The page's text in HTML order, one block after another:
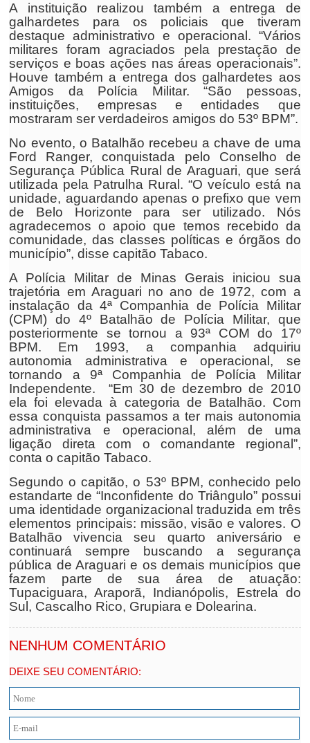
A instituição realizou também a entrega de
galhardetes para os policiais que tiveram
destaque administrativo e operacional. “Vários
militares foram agraciados pela prestação de
serviços e boas ações nas áreas operacionais”.
Houve também a entrega dos galhardetes aos
Amigos da Polícia Militar. “São pessoas,
instituições, empresas e entidades que
mostraram ser verdadeiros amigos do 53º BPM”.
No evento, o Batalhão recebeu a chave de uma
Ford Ranger, conquistada pelo Conselho de
Segurança Pública Rural de Araguari, que será
utilizada pela Patrulha Rural. “O veículo está na
unidade, aguardando apenas o prefixo que vem
de Belo Horizonte para ser utilizado. Nós
agradecemos o apoio que temos recebido da
comunidade, das classes políticas e órgãos do
município”, disse capitão Tabaco.
A Polícia Militar de Minas Gerais iniciou sua
trajetória em Araguari no ano de 1972, com a
instalação da 4ª Companhia de Polícia Militar
(CPM) do 4º Batalhão de Polícia Militar, que
posteriormente se tornou a 93ª COM do 17º
BPM. Em 1993, a companhia adquiriu
autonomia administrativa e operacional, se
tornando a 9ª Companhia de Polícia Militar
Independente. “Em 30 de dezembro de 2010
ela foi elevada à categoria de Batalhão. Com
essa conquista passamos a ter mais autonomia
administrativa e operacional, além de uma
ligação direta com o comandante regional”,
conta o capitão Tabaco.
Segundo o capitão, o 53º BPM, conhecido pelo
estandarte de “Inconfidente do Triângulo” possui
uma identidade organizacional traduzida em três
elementos principais: missão, visão e valores. O
Batalhão vivencia seu quarto aniversário e
continuará sempre buscando a segurança
pública de Araguari e os demais municípios que
fazem parte de sua área de atuação:
Tupaciguara, Araporã, Indianópolis, Estrela do
Sul, Cascalho Rico, Grupiara e Dolearina.
NENHUM COMENTÁRIO
DEIXE SEU COMENTÁRIO: